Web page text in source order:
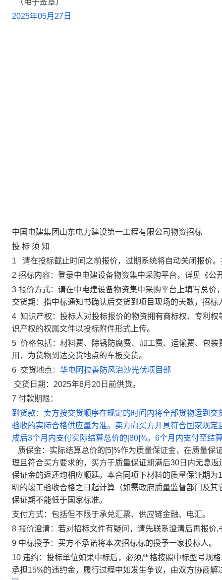
（电子签章）
2025年05月 27 日
中国电建集团山东电力建设第一工程有限公司物资招标
投 标 须 知
1
请在投标截止时间之前报价，过期系统将自动关闭报价
2 招标内容：登录中电建设备物资集中采购平台，详见《公
3 报价方式：请在中电建设备物资集中采购平台上填写总价
交货期：指中标通知书确认后交货到项目现场的天数，招
4 知识产权：投标人对投标报价的物资拥有商标权、专利
识产权的权属文件以投标附件形式上传。
5 价格包括：材料费、除锈防腐费、加工费、运输费、包
用，为货物到达交货地点的车板交货。
6 交货地点 ：华电阿拉善防风治沙光伏项目部
交货日期： 2025年6月 20 日前供货。
7 付款期限：
到货款： 卖方按交货顺序在规定的时间内将全部货物运到
验收的实际合格供应量为准。卖方向买方开具符合国家规
成后3个月内支付实际结算总价的[80]%。6个月内支付至结
质保金： 实际结算总价的[5]%作为质量保证金，在质量保
理且符合买方要求的，买方于质量保证期满后30日内无息
保证金的返还均相应顺延。本合同项下材料的质量保证期
明的竣工验收合格之日起计算（如需政府质量监督部门及
保证期不能低于国家标准。
支付方式：包括但不限于承兑汇票、供应链金融、电汇。
8 报价澄清： 若对招标文件有疑问，请先联系澄清后再报价,
9 中标授予： 买方不承诺将本次招标标的授予一家投标人。
10 违约： 投标单位如果中标后，必须严格按照中标型号规
承担15%的违约金，履行过程中如发生争议，由双方协商